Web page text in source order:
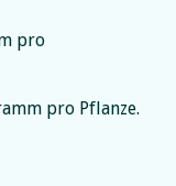
pro
pro Pflanze.